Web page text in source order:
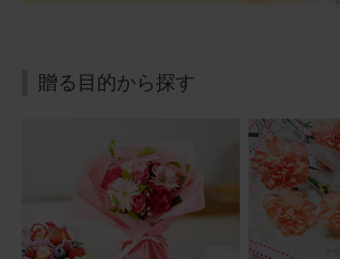
喜んでいただけました
従兄が亡くなったとのことで今回お花をお
まだ御骨があるのでお供えしますと連絡を
た。大変喜んでいただけました。今回、2
【お悔やみ・お供えの花】アレンジメント
ズ
贈る目的から探す